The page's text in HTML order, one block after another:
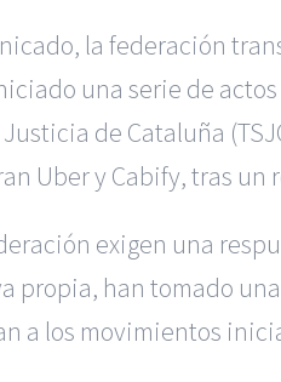
la federación
una serie de
de Cataluña
Uber y Cabify, tras un
exigen una
propia, han tomado
a los movimientos